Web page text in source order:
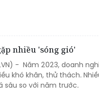
nhiều 'sóng gió'
- Năm 2023, doanh
khó khăn, thử thách.
sâu so với năm trước.